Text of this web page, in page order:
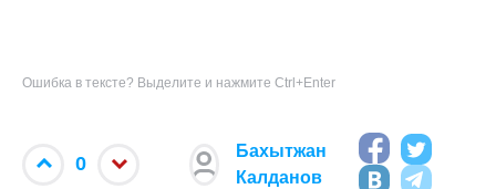
Ошибка в тексте? Выделите и нажмите Ctrl+Enter
0
Бахытжан
Калданов